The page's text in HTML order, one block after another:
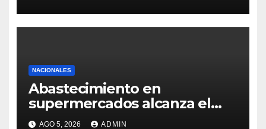
NACIONALES
Abastecimiento en
supermercados alcanza el
98%
AGO 5, 2026 ADMIN